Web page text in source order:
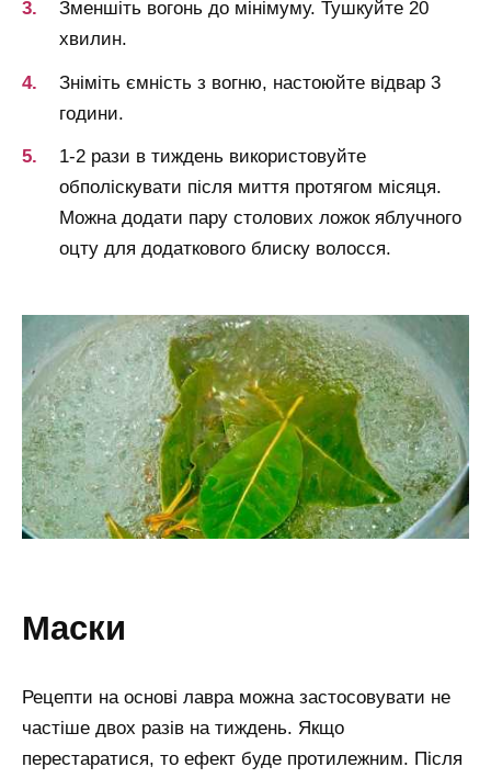
Зменшіть вогонь до мінімуму. Тушкуйте 20
хвилин.
Зніміть ємність з вогню, настоюйте відвар 3
години.
1-2 рази в тиждень використовуйте
обполіскувати після миття протягом місяця.
Можна додати пару столових ложок яблучного
оцту для додаткового блиску волосся.
маски
Рецепти на основі лавра можна застосовувати не
частіше двох разів на тиждень. Якщо
перестаратися, то ефект буде протилежним. Після